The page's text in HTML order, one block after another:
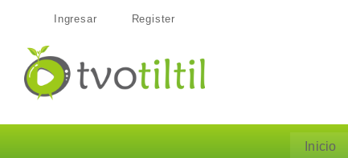
Ingresar Register
Inicio